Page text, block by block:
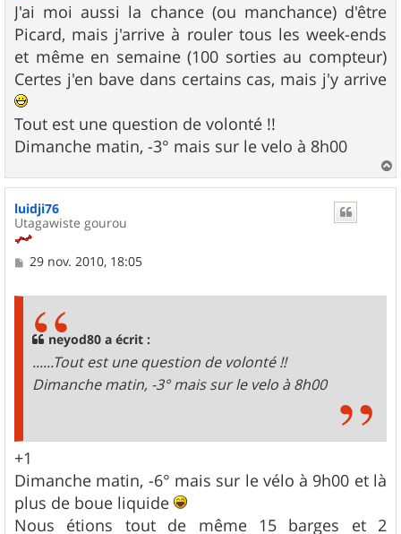
J'ai moi aussi la chance (ou manchance) d'être
Picard, mais j'arrive à rouler tous les week-ends
et même en semaine (100 sorties au compteur)
Certes j'en bave dans certains cas, mais j'y arrive
Tout est une question de volonté !!
Dimanche matin, -3° mais sur le velo à 8h00
a
luidji76
Utagawiste gourou
M
29 nov. 2010, 18:05
neyod80 a écrit :
......Tout est une question de volonté !!
Dimanche matin, -3° mais sur le velo à 8h00
+1
Dimanche matin, -6° mais sur le vélo à 9h00 et là
plus de boue liquide
Nous étions tout de même 15 barges et 2